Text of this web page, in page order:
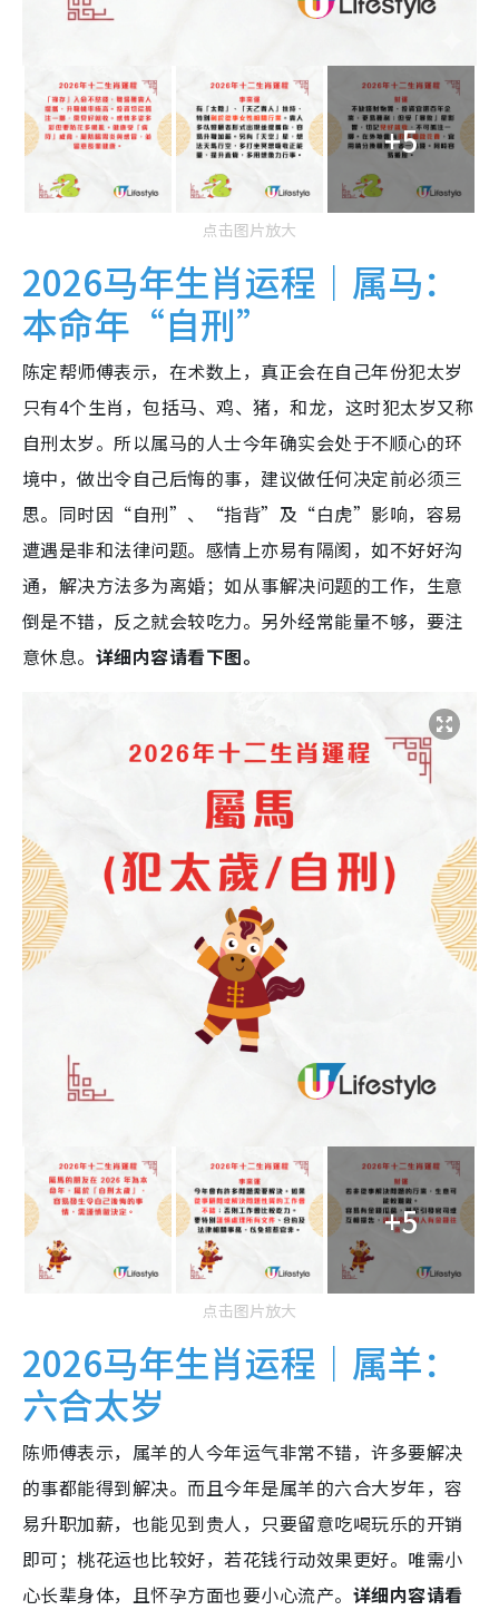
+5
点击图片放大
2026马年生肖运程｜属马：
本命年“自刑”
陈定帮师傅表示，在术数上，真正会在自己年份犯太岁
只有4个生肖，包括马、鸡、猪，和龙，这时犯太岁又称
自刑太岁。所以属马的人士今年确实会处于不顺心的环
境中，做出令自己后悔的事，建议做任何决定前必须三
思。同时因“自刑”、“指背”及“白虎”影响，容易
遭遇是非和法律问题。感情上亦易有隔阂，如不好好沟
通，解决方法多为离婚；如从事解决问题的工作，生意
倒是不错，反之就会较吃力。另外经常能量不够，要注
意休息。 详细内容请看下图。
+5
点击图片放大
2026马年生肖运程｜属羊：
六合太岁
陈师傅表示，属羊的人今年运气非常不错，许多要解决
的事都能得到解决。而且今年是属羊的六合大岁年，容
易升职加薪，也能见到贵人，只要留意吃喝玩乐的开销
即可；桃花运也比较好，若花钱行动效果更好。唯需小
心长辈身体，且怀孕方面也要小心流产。 详细内容请看